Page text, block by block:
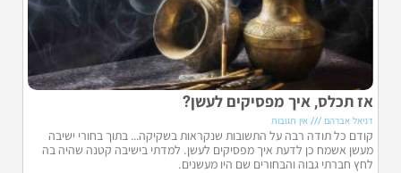
אז תכלס, איך מפסיקים לעשן?
דניאל אברהם אין תגובות
קודם כל תודה רבה על התשובות שנקראות בשקיקה… בתוך בחורי ישיבה
מעשן אשמח כן לדעת איך מפסיקים לעשן. למדתי בישיבה קטנה שהיה בה
לחץ חברתי גבוה והבחורים שם היו מעשנים.